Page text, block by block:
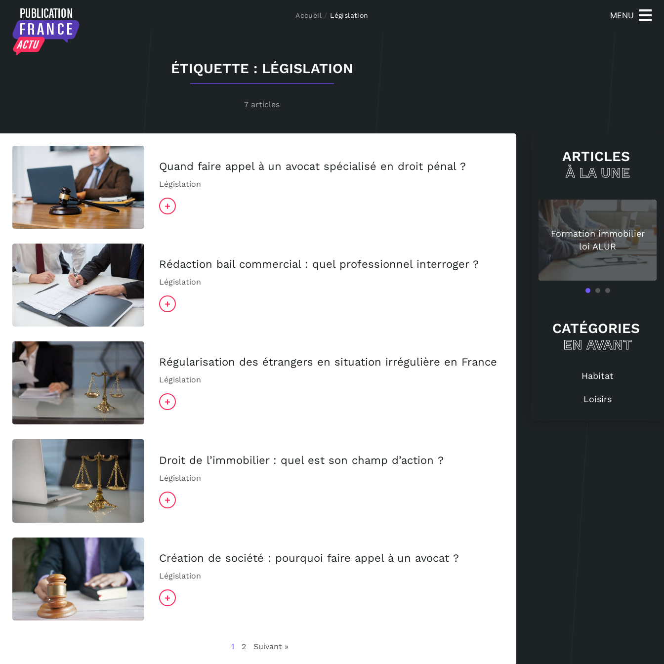
Accueil / Législation MENU
ÉTIQUETTE : LÉGISLATION
7 articles
Quand faire appel à un avocat spécialisé en droit pénal ?
Législation
+
Rédaction bail commercial : quel professionnel interroger ?
Législation
+
Régularisation des étrangers en situation irrégulière en France
Législation
+
Droit de l’immobilier : quel est son champ d’action ?
Législation
+
Création de société : pourquoi faire appel à un avocat ?
Législation
+
1 2 Suivant »
ARTICLES
À LA UNE
vin ?
Formation immobilier
loi ALUR
CATÉGORIES
EN AVANT
Habitat
Loisirs